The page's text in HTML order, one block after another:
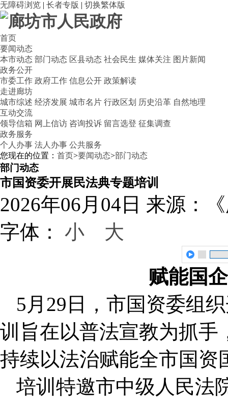
无障碍浏览 | 长者专版 | 切换繁体版
首页
要闻动态
本市动态 部门动态 区县动态 社会民生 媒体关注 图片新闻
政务公开
市委工作 政府工作 信息公开 政策解读
走进廊坊
城市综述 经济发展 城市名片 行政区划 历史沿革 自然地理
互动交流
领导信箱 网上信访 咨询投诉 留言选登 征集调查
政务服务
个人办事 法人办事 公共服务
您现在的位置： 首页>要闻动态>部门动态
部门动态
市国资委开展民法典专题培训
2026年06月04日 来源：
字体： 小 大
赋能国
5月29日，市国资委组
训旨在以普法宣教为抓手
持续以法治赋能全市国资
培训特邀市中级人民法